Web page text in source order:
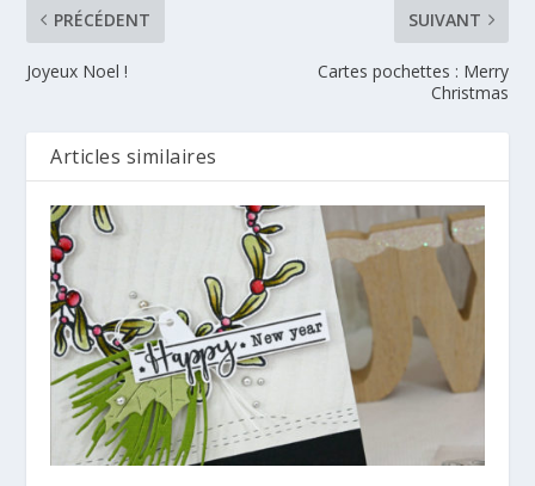
PRÉCÉDENT
Joyeux Noel !
SUIVANT
Cartes pochettes : Merry
Christmas
Articles similaires